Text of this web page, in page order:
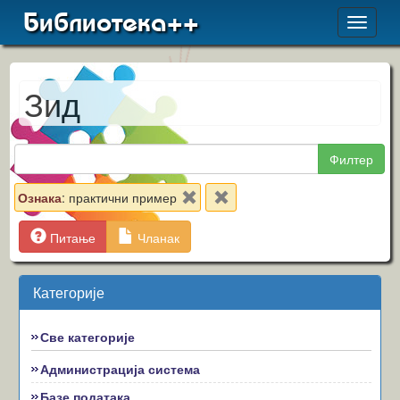
Toggle
Библиотека++
Зид
Филтер
Ознака: практични пример
Питање Чланак
Категорије
Све категорије
Администрација система
Базе података